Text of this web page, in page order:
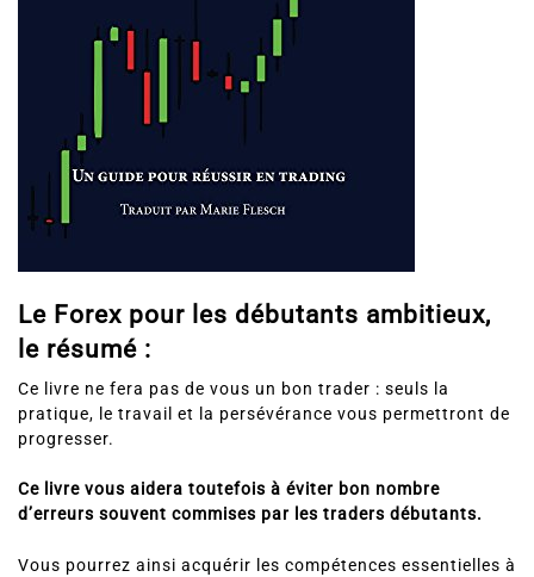
Le Forex pour les débutants ambitieux,
le résumé :
Ce livre ne fera pas de vous un bon trader : seuls la
pratique, le travail et la persévérance vous permettront de
progresser.
Ce livre vous aidera toutefois à éviter bon nombre
d’erreurs souvent commises par les traders débutants.
Vous pourrez ainsi acquérir les compétences essentielles à